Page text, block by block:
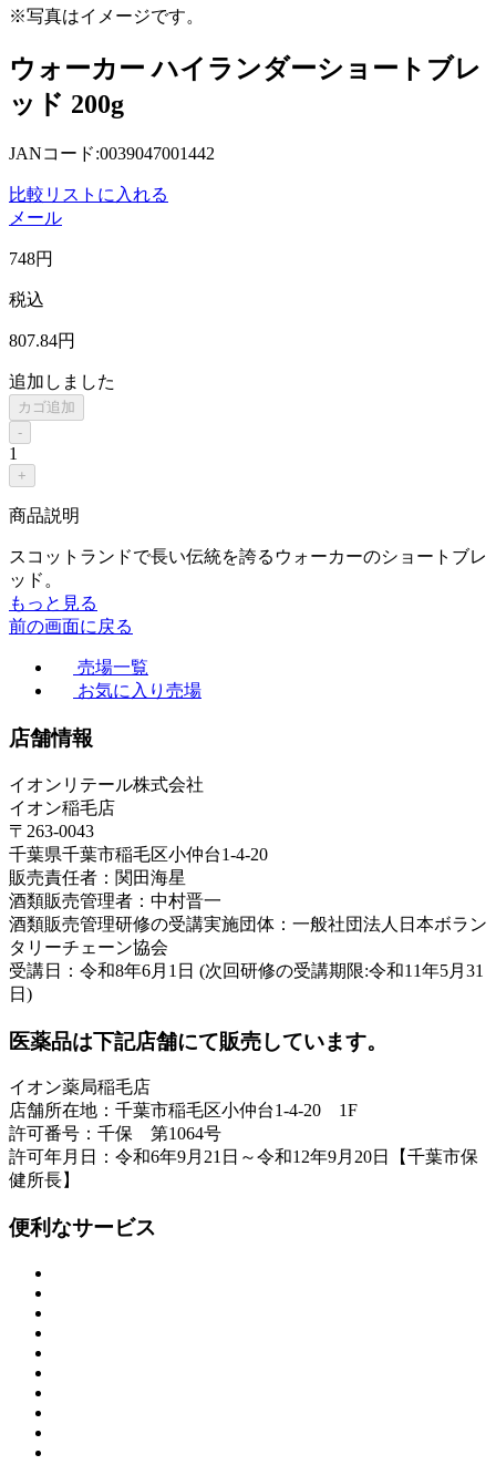
※写真はイメージです。
ウォーカー ハイランダーショートブレ
ッド 200g
JANコード:0039047001442
比較リストに入れる
メール
748円
税込
807.84円
追加しました
カゴ追加
-
1
+
商品説明
スコットランドで長い伝統を誇るウォーカーのショートブレ
ッド。
もっと見る
前の画面に戻る
売場一覧
お気に入り売場
店舗情報
イオンリテール株式会社
イオン稲毛店
〒263-0043
千葉県千葉市稲毛区小仲台1-4-20
販売責任者：関田海星
酒類販売管理者：中村晋一
酒類販売管理研修の受講実施団体：一般社団法人日本ボラン
タリーチェーン協会
受講日：令和8年6月1日 (次回研修の受講期限:令和11年5月31
日)
医薬品は下記店舗にて販売しています。
イオン薬局稲毛店
店舗所在地：千葉市稲毛区小仲台1-4-20 1F
許可番号：千保 第1064号
許可年月日：令和6年9月21日～令和12年9月20日【千葉市保
健所長】
便利なサービス